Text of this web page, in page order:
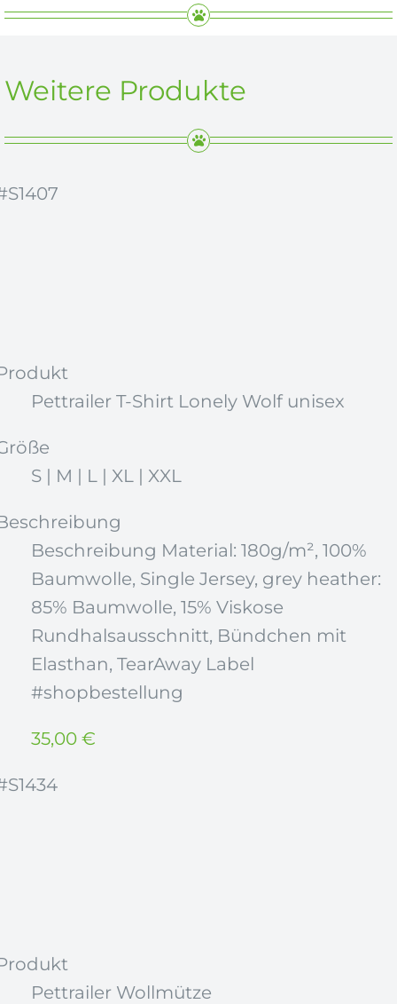
Weitere Produkte
Pettrailer T-Shirt Lonely Wolf unisex
S | M | L | XL | XXL
Beschreibung Material: 180g/m², 100%
Baumwolle, Single Jersey, grey heather:
85% Baumwolle, 15% Viskose
Rundhalsausschnitt, Bündchen mit
Elasthan, TearAway Label
#shopbestellung
35,00 €
Pettrailer Wollmütze